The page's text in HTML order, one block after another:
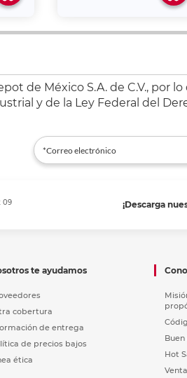
de México S.A. de C.V., por
y de la Ley Federal del
¡Descarga
09
te ayudamos
cobertura
de entrega
de precios bajos
ética
Hot